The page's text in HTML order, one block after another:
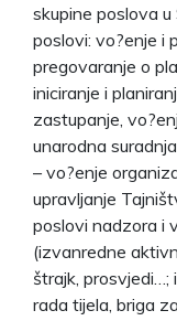
skupine poslova
poslovi: vo?enje i
pregovaranje o
iniciranje i
zastupanje,
unarodna
– vo?enje
upravljanje
poslovi nadzora i
(izvanredne
štrajk, prosvjedi…;
rada tijela, briga